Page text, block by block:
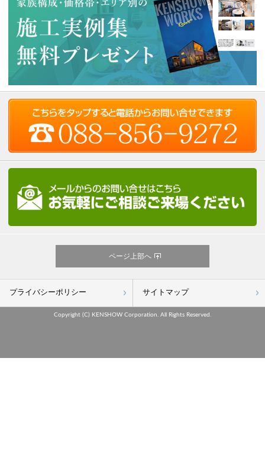
ページ上部へ
プライバシーポリシー サイトマップ
Copyright (C) KENSHOW Corporation. All Rights Reserved.